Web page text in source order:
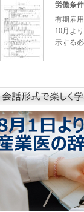
労働条
有期雇
10月よ
示する